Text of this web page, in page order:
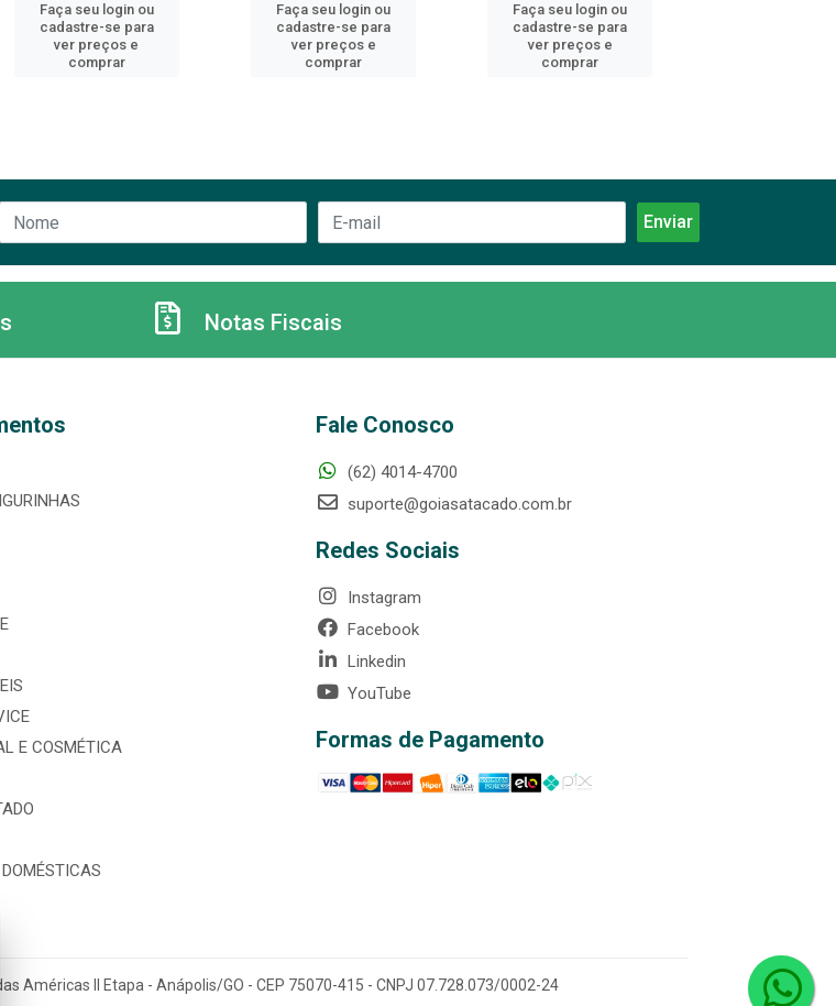
Faça seu login ou
cadastre-se para
ver preços e
comprar
Faça seu login ou
cadastre-se para
ver preços e
comprar
Faça seu login ou
cadastre-se para
ver preços e
comprar
Notas Fiscais
E COSMÉTICA
Fale Conosco
(62) 4014-4700
suporte@goiasatacado.com.br
Redes Sociais
Instagram
Facebook
Linkedin
YouTube
Formas de Pagamento
Américas II Etapa - Anápolis/GO - CEP 75070-415 - CNPJ 07.728.073/0002-24